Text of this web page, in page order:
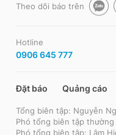
Theo dõi báo trên
Hotline
0906 645 777
Đặt báo Quảng cáo
Tổng biên tập: Nguyễn
Phó tổng biên tập thường
Phó tổng biên tập: Lâm